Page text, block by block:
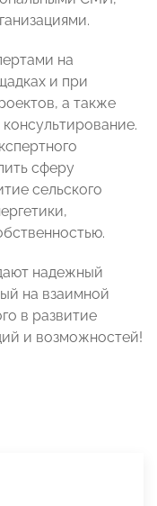
на
и при
а также
сферу
сельского
надежный
на взаимной
в развитие
и возможностей!